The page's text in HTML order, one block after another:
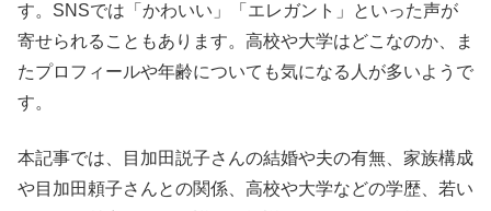
す。SNSでは「かわいい」「エレガント」といった声が
寄せられることもあります。高校や大学はどこなのか、ま
たプロフィールや年齢についても気になる人が多いようで
す。
本記事では、目加田説子さんの結婚や夫の有無、家族構成
や目加田頼子さんとの関係、高校や大学などの学歴、若い